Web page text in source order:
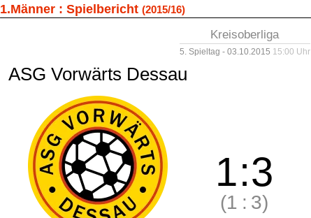
1.Männer : Spielbericht (2015/16)
Kreisoberliga
5. Spieltag - 03.10.2015 15:00 Uhr
ASG Vorwärts Dessau
1:3
(1 : 3)